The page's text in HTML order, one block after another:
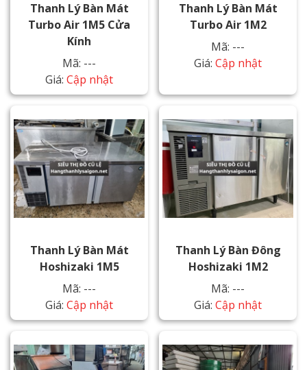
Thanh Lý Bàn Mát
Turbo Air 1M5 Cửa
Kính
Mã: ---
Giá: Cập nhật
Thanh Lý Bàn Mát
Turbo Air 1M2
Mã: ---
Giá: Cập nhật
Thanh Lý Bàn Mát
Hoshizaki 1M5
Mã: ---
Giá: Cập nhật
Thanh Lý Bàn Đông
Hoshizaki 1M2
Mã: ---
Giá: Cập nhật